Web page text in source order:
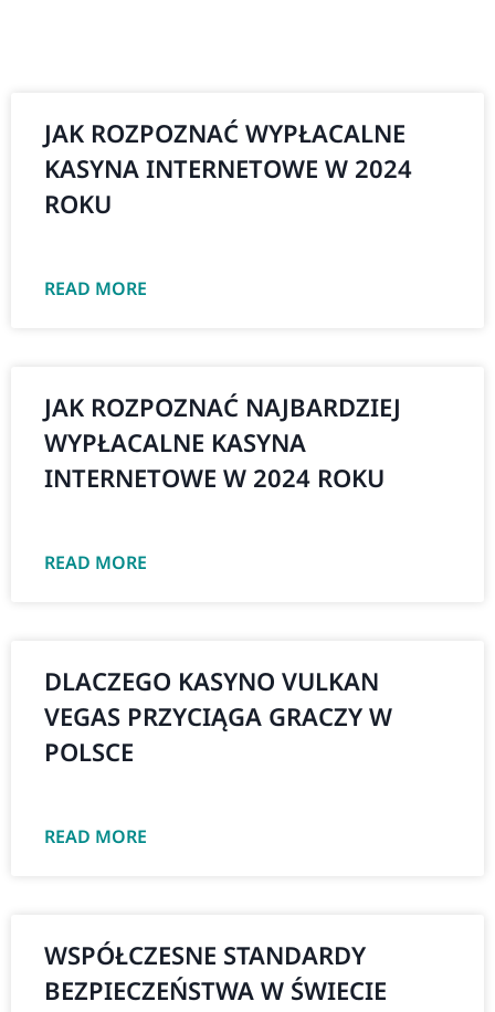
JAK ROZPOZNAĆ WYPŁACALNE
KASYNA INTERNETOWE W 2024
ROKU
READ MORE
JAK ROZPOZNAĆ NAJBARDZIEJ
WYPŁACALNE KASYNA
INTERNETOWE W 2024 ROKU
READ MORE
DLACZEGO KASYNO VULKAN
VEGAS PRZYCIĄGA GRACZY W
POLSCE
READ MORE
WSPÓŁCZESNE STANDARDY
BEZPIECZEŃSTWA W ŚWIECIE